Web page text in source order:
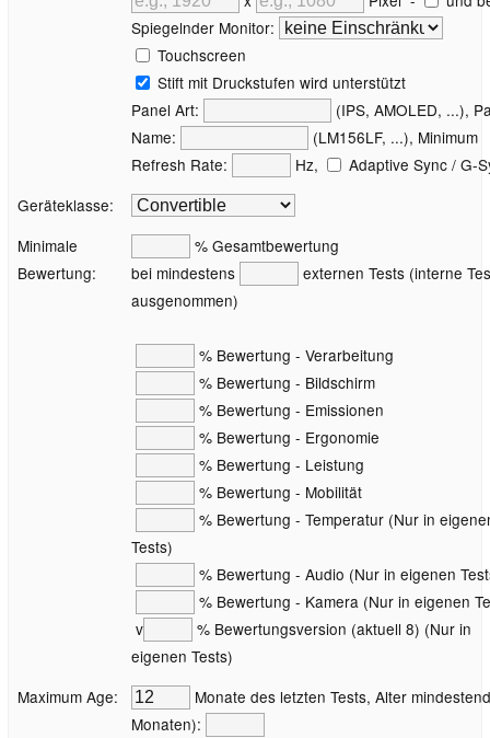
Spiegelnder Monitor:
Touchscreen
Stift mit Druckstufen wird unterstützt
Panel Art:
(IPS, AMOLED, ...),
Name:
(LM156LF, ...), Minimum
Refresh Rate:
Hz,
Adaptive Sync / G-
Geräteklasse:
Minimale
Bewertung:
% Gesamtbewertung
bei mindestens
externen Tests (interne
ausgenommen)
% Bewertung - Verarbeitung
% Bewertung - Bildschirm
% Bewertung - Emissionen
% Bewertung - Ergonomie
% Bewertung - Leistung
% Bewertung - Mobilität
% Bewertung - Temperatur (Nur in
Tests)
% Bewertung - Audio (Nur in eigenen
% Bewertung - Kamera (Nur in eigenen
v
% Bewertungsversion (aktuell 8) (Nur in
eigenen Tests)
Maximum Age:
Monate des letzten Tests, Alter
Monaten):